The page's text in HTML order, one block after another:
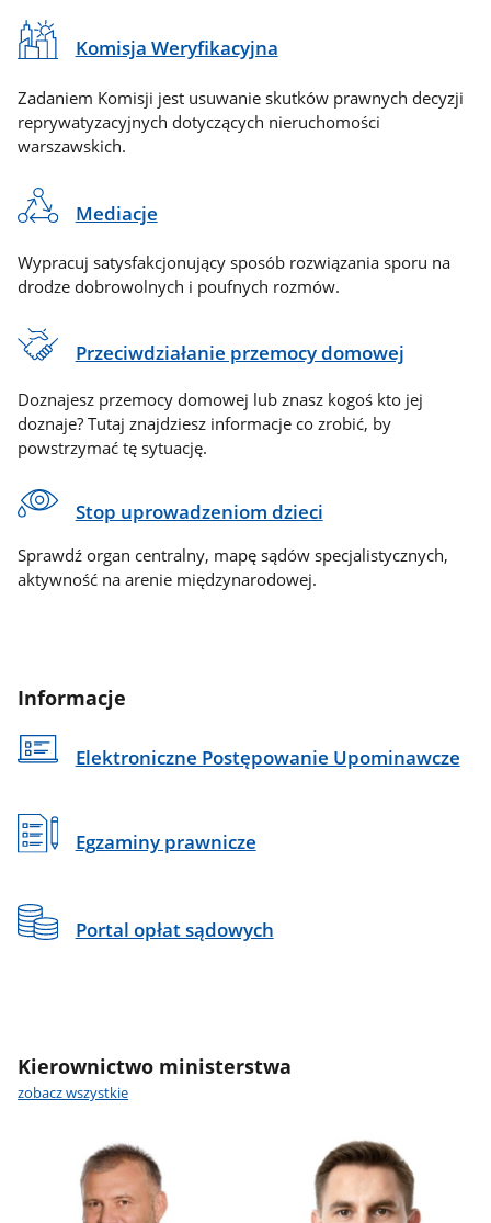
Komisja Weryfikacyjna
Zadaniem Komisji jest usuwanie skutków prawnych decyzji
reprywatyzacyjnych dotyczących nieruchomości
warszawskich.
Mediacje
Wypracuj satysfakcjonujący sposób rozwiązania sporu na
drodze dobrowolnych i poufnych rozmów.
Przeciwdziałanie przemocy domowej
Doznajesz przemocy domowej lub znasz kogoś kto jej
doznaje? Tutaj znajdziesz informacje co zrobić, by
powstrzymać tę sytuację.
Stop uprowadzeniom dzieci
Sprawdź organ centralny, mapę sądów specjalistycznych,
aktywność na arenie międzynarodowej.
Informacje
Elektroniczne Postępowanie Upominawcze
Egzaminy prawnicze
Portal opłat sądowych
Kierownictwo ministerstwa
zobacz wszystkie